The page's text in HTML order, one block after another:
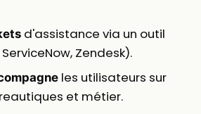
d'assistance via un outil
Zendesk).
les utilisateurs sur
et métier.